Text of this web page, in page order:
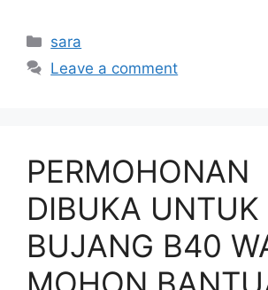
Categories
sara
Leave a comment
PERMOHONAN
DIBUKA UNTUK
BUJANG B40
MOHON